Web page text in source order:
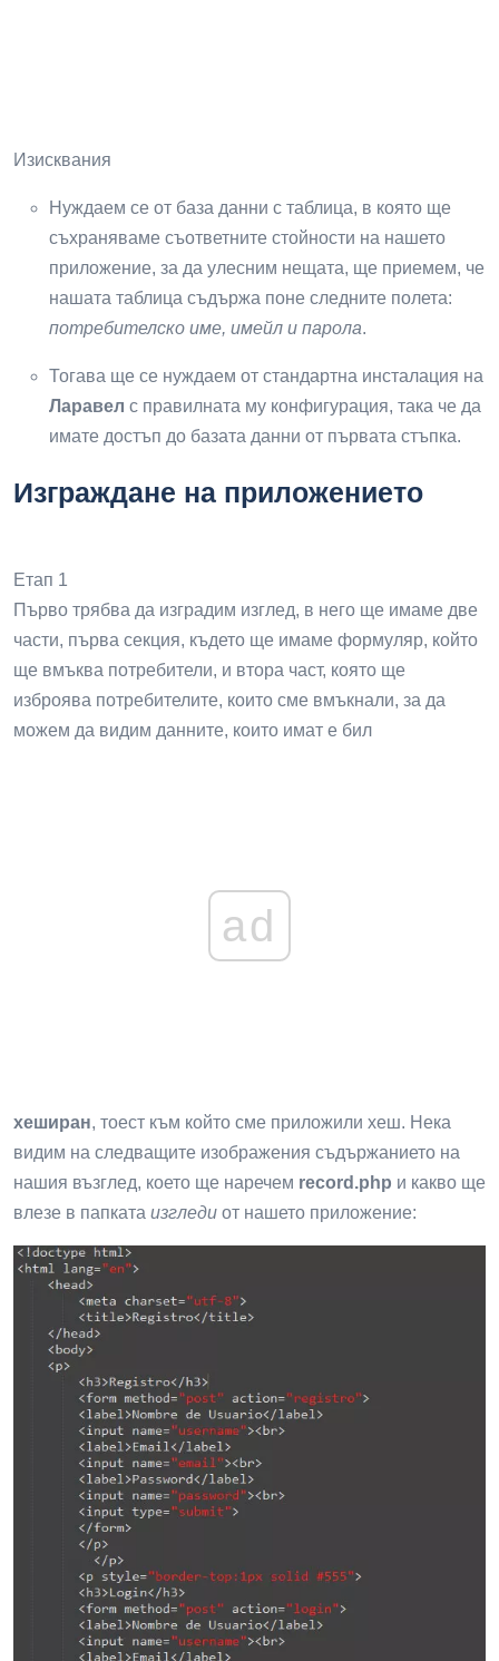
Изисквания
Нуждаем се от база данни с таблица, в която ще
съхраняваме съответните стойности на нашето
приложение, за да улесним нещата, ще приемем, че
нашата таблица съдържа поне следните полета:
потребителско име, имейл и парола.
Тогава ще се нуждаем от стандартна инсталация на
Ларавел с правилната му конфигурация, така че да
имате достъп до базата данни от първата стъпка.
Изграждане на приложението
Етап 1
Първо трябва да изградим изглед, в него ще имаме две
части, първа секция, където ще имаме формуляр, който
ще вмъква потребители, и втора част, която ще
изброява потребителите, които сме вмъкнали, за да
можем да видим данните, които имат е бил
ad
хеширан, тоест към който сме приложили хеш. Нека
видим на следващите изображения съдържанието на
нашия възглед, което ще наречем record.php и какво ще
влезе в папката изгледи от нашето приложение: